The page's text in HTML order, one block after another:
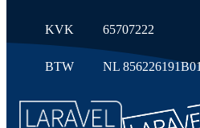
KVK 65707222
BTW NL